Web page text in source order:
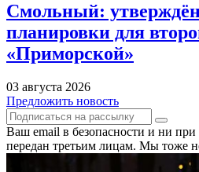
Смольный:
планировки для
«Приморской»
03 августа 2026
Предложить новость
Ваш email в безопасности и ни при
передан третьим лицам. Мы тоже